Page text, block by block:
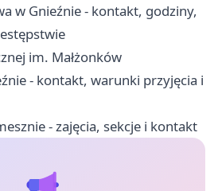
w Gnieźnie - kontakt, godziny,
im. Małżonków
- kontakt, warunki przyjęcia i
- zajęcia, sekcje i kontakt